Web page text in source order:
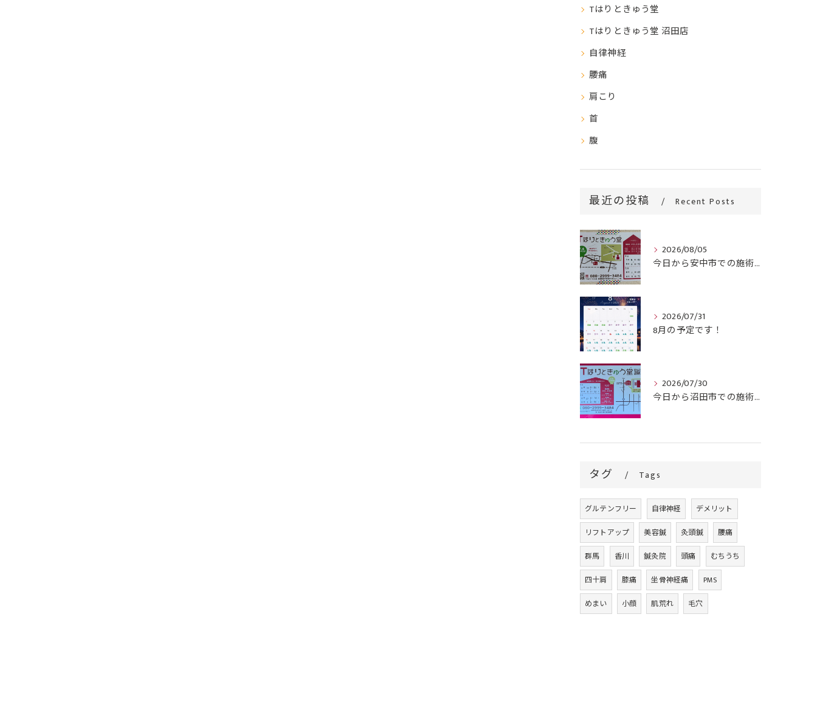
Tはりときゅう堂
Tはりときゅう堂 沼田店
自律神経
腰痛
肩こり
首
腹
最近の投稿 Recent Posts
2026/08/05
今日から安中市での施術がスタートです！
2026/07/31
8月の予定です！
2026/07/30
今日から沼田市での施術がスタートです！
タグ Tags
グルテンフリー 自律神経
デメリット
リフトアップ
美容鍼 灸頭鍼
腰痛
群馬
香川 鍼灸院 頭痛
むちうち
四十肩
膝痛 坐骨神経痛
PMS
めまい
小顔 肌荒れ 毛穴